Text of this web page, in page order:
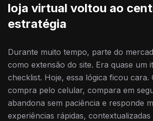
loja virtual voltou ao
estratégia
Durante muito tempo, parte do
como extensão do site. Era quase um
checklist. Hoje, essa lógica ficou cara.
compra pelo celular, compara em
abandona sem paciência e responde
experiências rápidas,